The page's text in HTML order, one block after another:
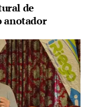
de
anotador